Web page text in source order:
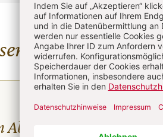
Artikel jetzt